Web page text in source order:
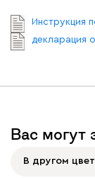
Инструкция
Вас могут
В другом